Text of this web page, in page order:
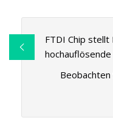
FTDI Chip stellt
Beobachten